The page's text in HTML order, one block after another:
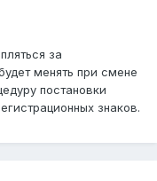
за
менять при смене
постановки
знаков.